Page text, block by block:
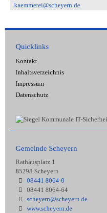
kaemmerei@scheyern.de
Quicklinks
Kontakt
Inhaltsverzeichnis
Impressum
Datenschutz
Gemeinde Scheyern
Rathausplatz 1
85298 Scheyern
08441 8064-0
08441 8064-64
scheyern@scheyern.de
www.scheyern.de